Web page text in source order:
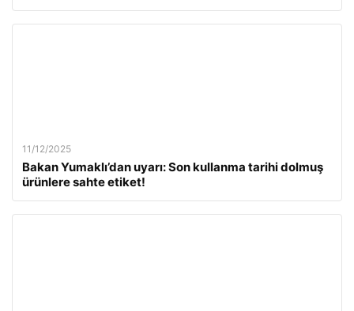
11/12/2025
Bakan Yumaklı’dan uyarı: Son kullanma tarihi dolmuş
ürünlere sahte etiket!